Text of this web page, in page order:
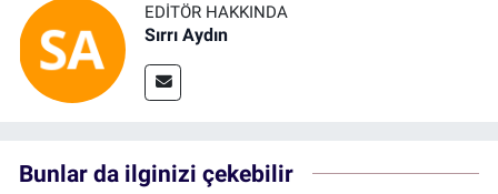
EDITÖR HAKKINDA
Sırrı Aydın
Bunlar da ilginizi çekebilir